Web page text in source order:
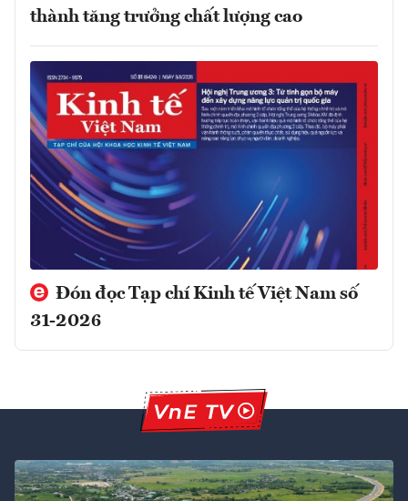
thành tăng trưởng chất lượng cao
Đón đọc Tạp chí Kinh tế Việt Nam số
31-2026